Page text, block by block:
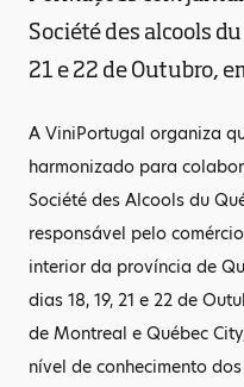
Société des alcools
21 e 22 de Outubro,
A ViniPortugal organiza
harmonizado para
Société des Alcools du
responsável pelo
interior da província de
dias 18, 19, 21 e 22 de
de Montreal e Québec
nível de conhecimento